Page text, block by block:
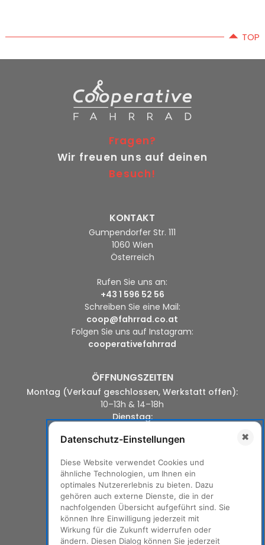
TOP
Fragen?
Wir freuen uns auf deinen
Besuch!
KONTAKT
Gumpendorfer Str. 111
1060 Wien
Österreich
Rufen Sie uns an:
+43 1 596 52 56
Schreiben Sie eine Mail:
coop@fahrrad.co.at
Folgen Sie uns auf Instagram:
cooperativefahrrad
ÖFFNUNGSZEITEN
Montag (Verkauf geschlossen, Werkstatt offen):
10–13h & 14–18h
Dienstag:
Mittwoch:
Donnerstag:
10–13h & 14–18h
Freitag:
10-13h & 14-19h
Samstag:
10–14h
Datenschutz-Einstellungen
Diese Website verwendet Cookies und
ähnliche Technologien, um Ihnen ein
optimales Nutzererlebnis zu bieten. Dazu
gehören auch externe Dienste, die in der
nachfolgenden Übersicht aufgeführt sind. Sie
können Ihre Einwilligung jederzeit mit
Wirkung für die Zukunft widerrufen oder
ändern. Diesen Dialog können Sie jederzeit
✖